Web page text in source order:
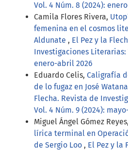
Vol. 4 Núm. 8 (2024):
Camila Flores Rivera,
femenina en el cosmos
Aldunate , El Pez y la
Investigaciones Literarias:
enero-abril 2026
Eduardo Celis, Caligrafía
de lo fugaz en José
Flecha. Revista de
Vol. 4 Núm. 9 (2024):
Miguel Ángel Gómez Reyes,
lírica terminal en
de Sergio Loo , El Pez y la